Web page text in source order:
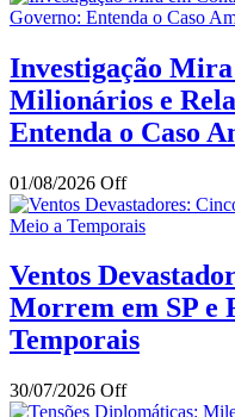
Investigação
Milionários e
Entenda o Caso
01/08/2026 Off
Ventos
Morrem em SP e
Temporais
30/07/2026 Off